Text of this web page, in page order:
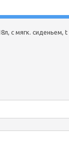
с мягк. сиденьем, t